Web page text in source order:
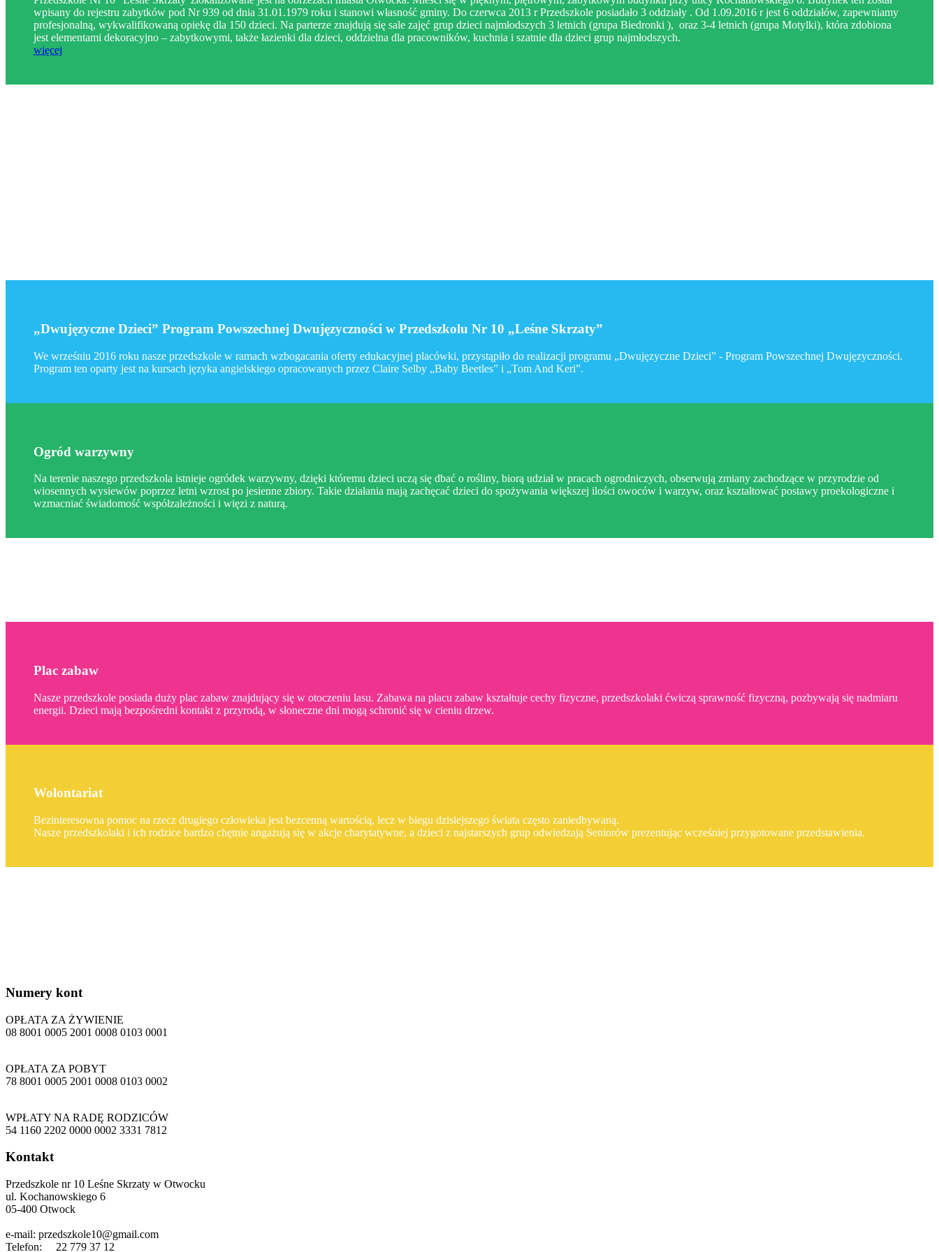
wpisany do rejestru zabytków pod Nr 939 od dnia 31.01.1979 roku i stanowi własność gminy. Do czerwca 2013 r Przedszkole posiadało 3 oddziały . Od 1.09.2016 r jest 6 oddziałów, zapewniamy
profesjonalną, wykwalifikowaną opiekę dla 150 dzieci. Na parterze znajdują się sale zajęć grup dzieci najmłodszych 3 letnich (grupa Biedronki ), oraz 3-4 letnich (grupa Motylki), która zdobiona
jest elementami dekoracyjno – zabytkowymi, także łazienki dla dzieci, oddzielna dla pracowników, kuchnia i szatnie dla dzieci grup najmłodszych.
więcej
„Dwujęzyczne Dzieci” Program Powszechnej Dwujęzyczności w Przedszkolu Nr 10 „Leśne Skrzaty”
We wrześniu 2016 roku nasze przedszkole w ramach wzbogacania oferty edukacyjnej placówki, przystąpiło do realizacji programu „Dwujęzyczne Dzieci” - Program Powszechnej Dwujęzyczności.
Program ten oparty jest na kursach języka angielskiego opracowanych przez Claire Selby „Baby Beetles” i „Tom And Keri”.
Ogród warzywny
Na terenie naszego przedszkola istnieje ogródek warzywny, dzięki któremu dzieci uczą się dbać o rośliny, biorą udział w pracach ogrodniczych, obserwują zmiany zachodzące w przyrodzie od
wiosennych wysiewów poprzez letni wzrost po jesienne zbiory. Takie działania mają zachęcać dzieci do spożywania większej ilości owoców i warzyw, oraz kształtować postawy proekologiczne i
wzmacniać świadomość współzależności i więzi z naturą.
Plac zabaw
Nasze przedszkole posiada duży plac zabaw znajdujący się w otoczeniu lasu. Zabawa na placu zabaw kształtuje cechy fizyczne, przedszkolaki ćwiczą sprawność fizyczną, pozbywają się nadmiaru
energii. Dzieci mają bezpośredni kontakt z przyrodą, w słoneczne dni mogą schronić się w cieniu drzew.
Wolontariat
Bezinteresowna pomoc na rzecz drugiego człowieka jest bezcenną wartością, lecz w biegu dzisiejszego świata często zaniedbywaną.
Nasze przedszkolaki i ich rodzice bardzo chętnie angażują się w akcje charytatywne, a dzieci z najstarszych grup odwiedzają Seniorów prezentując wcześniej przygotowane przedstawienia.
Numery kont
OPŁATA ZA ŻYWIENIE
08 8001 0005 2001 0008 0103 0001
OPŁATA ZA POBYT
78 8001 0005 2001 0008 0103 0002
WPŁATY NA RADĘ RODZICÓW
54 1160 2202 0000 0002 3331 7812
Kontakt
Przedszkole nr 10 Leśne Skrzaty w Otwocku
ul. Kochanowskiego 6
05-400 Otwock
e-mail: przedszkole10@gmail.com
Telefon: 22 779 37 12